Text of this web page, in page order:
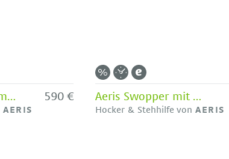
Aeris Swopper Air mit schwarzem Mesh-Stoff - Neue Lagerware
AERIS
590 € Aeris Swopper mit Hygienebezug
Hocker & Stehhilfe vonAERIS